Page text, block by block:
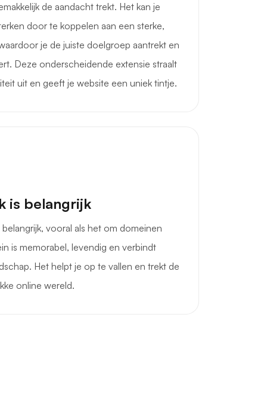
de aandacht trekt. Het kan je
door te koppelen aan een sterke,
je de juiste doelgroep aantrekt en
Deze onderscheidende extensie straalt
uit en geeft je website een uniek tintje.
is belangrijk
vooral als het om domeinen
is memorabel, levendig en verbindt
Het helpt je op te vallen en trekt de
online wereld.